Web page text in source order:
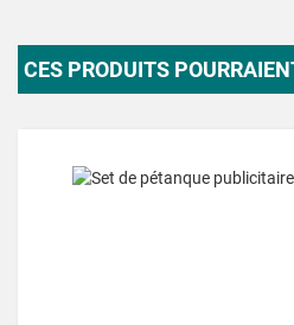
CES PRODUITS